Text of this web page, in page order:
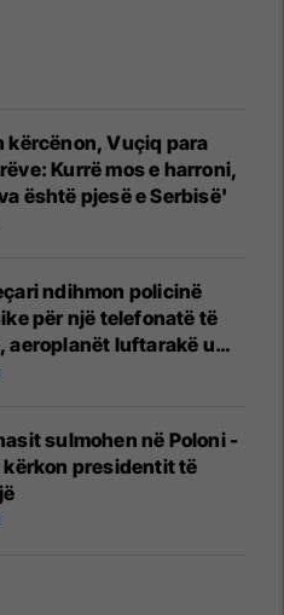
kërcënon, Vuçiq para
Kurrë mos e harroni,
është pjesë e Serbisë'
ndihmon policinë
për një telefonatë të
aeroplanët luftarakë u
në ajër për të
sulmohen në Poloni -
kërkon presidentit të